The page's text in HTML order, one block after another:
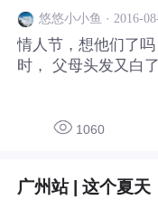
T行业的全球生态大
为云计算大会）、
会）、HDC（华为
来，届时超过15000
悠悠小小鱼 · 2016-
情人节，想他们了
时， 父母头发又白
多少？ ----------------
1060
广州站 | 这个夏天